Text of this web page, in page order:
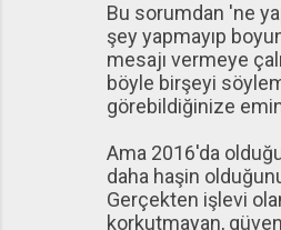
Bu sorumdan 'ne
şey yapmayıp
mesajı vermeye
böyle birşeyi
görebildiğinize
Ama 2016'da
daha haşin
Gerçekten işlevi
korkutmayan,